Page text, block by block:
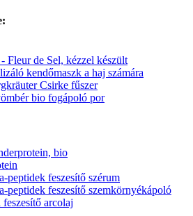
Fleur de Sel, kézzel készült
kendőmaszk a haj számára
Csirke fűszer
bio fogápoló por
bio
peptidek feszesítő szérum
peptidek feszesítő szemkörnyékápoló
arcolaj